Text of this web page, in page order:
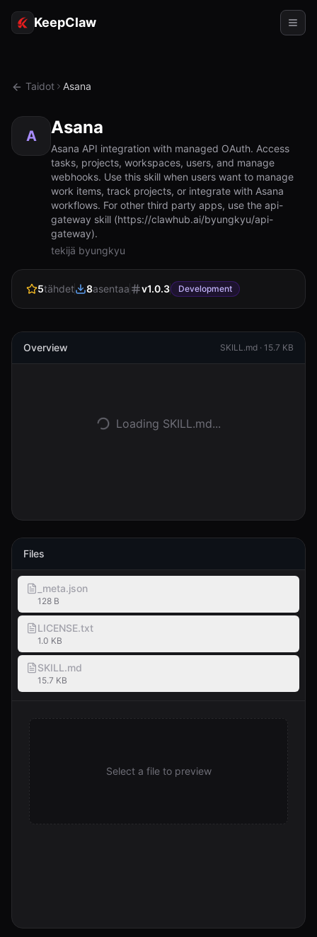
KeepClaw
Token-käyttö
Käyttökohteet
Hinnoittelu
RESURSSIT
Taidot Asana
A Asana
Asana API integration with managed OAuth. Access
tasks, projects, workspaces, users, and manage
webhooks. Use this skill when users want to manage
work items, track projects, or integrate with Asana
workflows. For other third party apps, use the api-
gateway skill (https://clawhub.ai/byungkyu/api-
gateway).
tekijä byungkyu
5tähdet 8asentaa v1.0.3 Development
Overview SKILL.md · 15.7 KB
Loading SKILL.md...
Files
_meta.json
128 B
LICENSE.txt
1.0 KB
SKILL.md
15.7 KB
Select a file to preview